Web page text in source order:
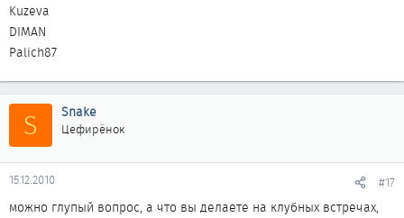
Kuzeva
DIMAN
Palich87
S Snake
Цефирёнок
15.12.2010 #17
можно глупый вопрос, а что вы делаете на клубных встречах,